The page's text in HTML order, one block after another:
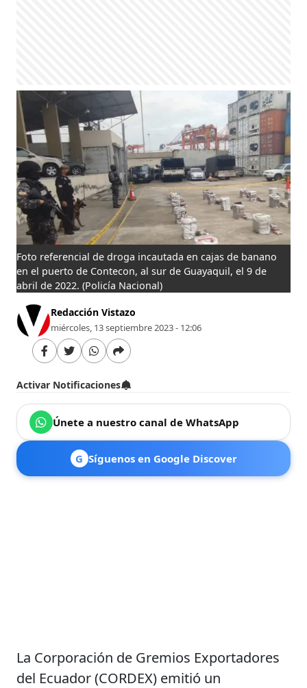
Foto referencial de droga incautada en cajas de banano
en el puerto de Contecon, al sur de Guayaquil, el 9 de
abril de 2022. (Policía Nacional)
Redacción Vistazo
miércoles, 13 septiembre 2023 - 12:06
Activar Notificaciones
Únete a nuestro canal de WhatsApp
G Síguenos en Google Discover
La Corporación de Gremios Exportadores
del Ecuador (CORDEX) emitió un